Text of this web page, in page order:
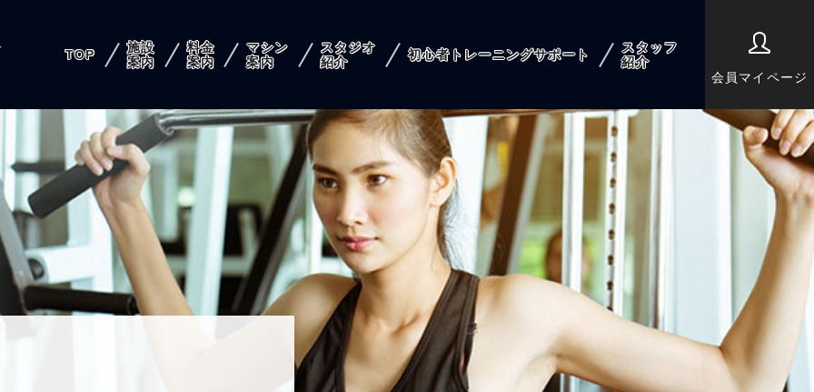
TOP
施設
案内
料金
案内
マシン
案内
スタジオ
紹介
初心者トレーニングサポート
スタッフ
紹介
会員マイページ